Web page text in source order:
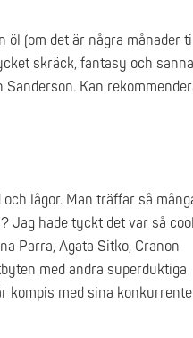
öl (om det är några månader
skräck, fantasy och sanna
Kan
lågor. Man träffar så
Jag hade tyckt det var så
Parra, Agata Sitko, Cranon
med andra superduktiga
kompis med sina